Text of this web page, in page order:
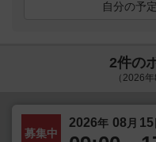
自分の予
2件の
（2026
募集中
2026年 08 月 15